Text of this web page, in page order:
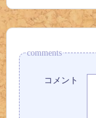
comments
コメント